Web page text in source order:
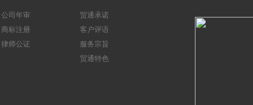
公司年审
商标注册
律师公证
贸通承诺
客户评语
服务宗旨
贸通特色